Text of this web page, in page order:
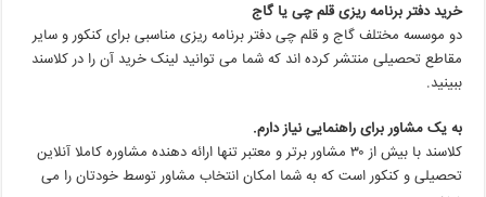
خرید دفتر برنامه ریزی قلم چی یا گاج
دو موسسه مختلف گاج و قلم چی دفتر برنامه ریزی مناسبی برای کنکور و سایر
مقاطع تحصیلی منتشر کرده اند که شما می توانید لینک خرید آن را در کلاسند
ببینید.
به یک مشاور برای راهنمایی نیاز دارم.
کلاسند با بیش از ۳۰ مشاور برتر و معتبر تنها ارائه دهنده مشاوره کاملا آنلاین
تحصیلی و کنکور است که به شما امکان انتخاب مشاور توسط خودتان را می